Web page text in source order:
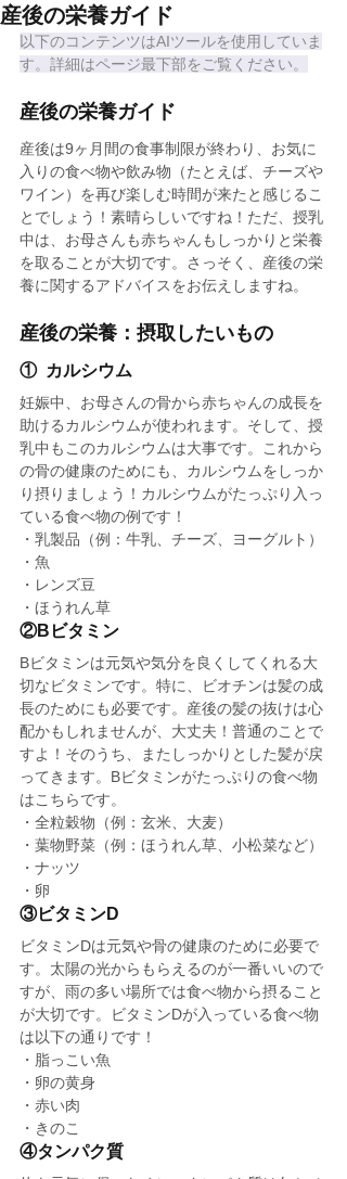
産後の栄養ガイド
以下のコンテンツはAIツールを使用していま
す。詳細はページ最下部をご覧ください。
産後の栄養ガイド
産後は9ヶ月間の食事制限が終わり、お気に
入りの食べ物や飲み物（たとえば、チーズや
ワイン）を再び楽しむ時間が来たと感じるこ
とでしょう！素晴らしいですね！ただ、授乳
中は、お母さんも赤ちゃんもしっかりと栄養
を取ることが大切です。さっそく、産後の栄
養に関するアドバイスをお伝えしますね。
産後の栄養：摂取したいもの
①  カルシウム
妊娠中、お母さんの骨から赤ちゃんの成長を
助けるカルシウムが使われます。そして、授
乳中もこのカルシウムは大事です。これから
の骨の健康のためにも、カルシウムをしっか
り摂りましょう！カルシウムがたっぷり入っ
ている食べ物の例です！
・乳製品（例：牛乳、チーズ、ヨーグルト）
・魚
・レンズ豆
・ほうれん草
②Bビタミン
Bビタミンは元気や気分を良くしてくれる大
切なビタミンです。特に、ビオチンは髪の成
長のためにも必要です。産後の髪の抜けは心
配かもしれませんが、大丈夫！普通のことで
すよ！そのうち、またしっかりとした髪が戻
ってきます。Bビタミンがたっぷりの食べ物
はこちらです。
・全粒穀物（例：玄米、大麦）
・葉物野菜（例：ほうれん草、小松菜など）
・ナッツ
・卵
③ビタミンD
ビタミンDは元気や骨の健康のために必要で
す。太陽の光からもらえるのが一番いいので
すが、雨の多い場所では食べ物から摂ること
が大切です。ビタミンDが入っている食べ物
は以下の通りです！
・脂っこい魚
・卵の黄身
・赤い肉
・きのこ
④タンパク質